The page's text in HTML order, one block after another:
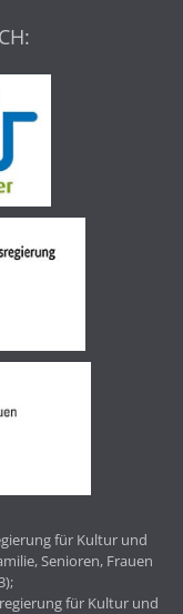
für Kultur und
Senioren, Frauen
für Kultur und